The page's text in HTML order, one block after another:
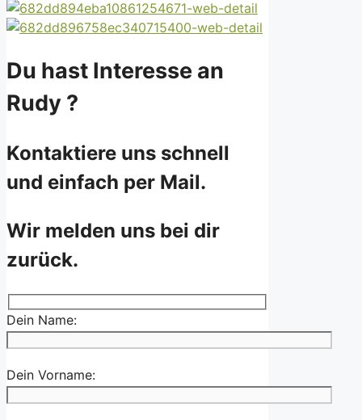
Du hast Interesse an
Rudy ?
Kontaktiere uns schnell
und einfach per Mail.
Wir melden uns bei dir
zurück.
Dein Name:
Dein Vorname: